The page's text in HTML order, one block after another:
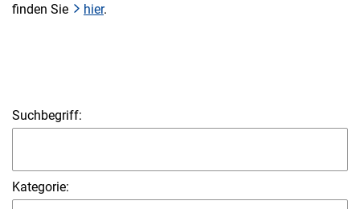
finden Sie
hier.
Suchbegriff:
Kategorie: